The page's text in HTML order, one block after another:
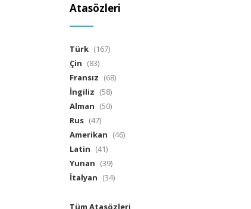
Atasözleri
Türk (167)
Çin (83)
Fransız (68)
İngiliz (58)
Alman (50)
Rus (47)
Amerikan (46)
Latin (41)
Yunan (39)
İtalyan (34)
Tüm Atasözleri